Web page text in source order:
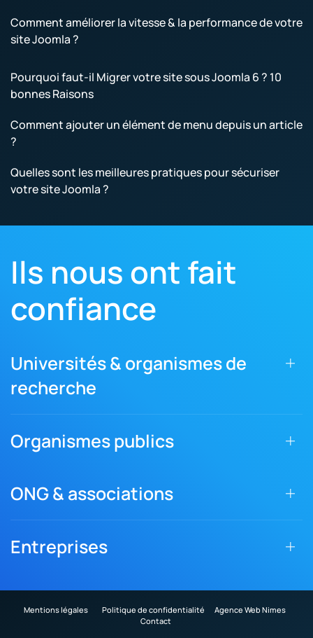
Comment améliorer la vitesse & la performance de votre
site Joomla ?
Pourquoi faut-il Migrer votre site sous Joomla 6 ? 10
bonnes Raisons
Comment ajouter un élément de menu depuis un article
?
Quelles sont les meilleures pratiques pour sécuriser
votre site Joomla ?
Ils nous ont fait
confiance
Universités & organismes de
recherche
Organismes publics
ONG & associations
Entreprises
Mentions légales Politique de confidentialité
Agence Web Nimes
Contact